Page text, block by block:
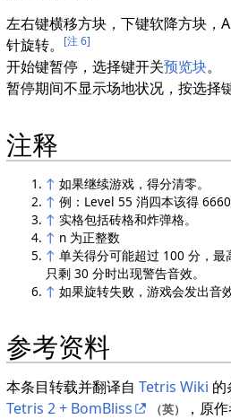
左右键横移方块，下键软降方块，
针旋转。
[注 6]
开始键暂停，选择键开关预览块。
暂停期间不显示场地状况，按选择
注释
↑ 如果继续游戏，得分清零。
↑ 例：Level 55 消四本该得
↑ 实格包括砖格和炸弹格。
↑ n 为正整数
↑ 单关得分可能超过 100 分，最
只剩 30 分时出现警告音效。
↑ 如果旋转失败，游戏会发出音效
参考资料
本条目转载并翻译自Tetris Wiki 的
Tetris 2 + BomBliss
（英） ，原